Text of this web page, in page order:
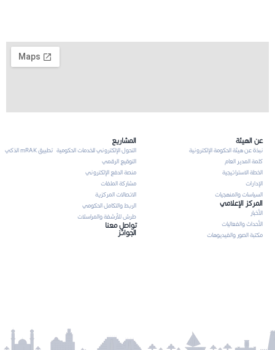
عن الهيئة
نبذة عن هيئة الحكومة الإلكترونية
كلمة المدير العام
الخطة الاستراتيجية
الإدارات
السياسات والمنهجيات
المركز الإعلامي
الأخبار
الأحداث والفعاليات
مكتبة الصور والفيديوهات
المشاريع
التحول الإلكتروني للخدمات الحكومية تطبيق mRAK الذكي
التوقيع الرقمي
منصة الدفع الإلكتروني
مشاركة الملفات
الاتصالات المركزية
الربط والتكامل الحكومي
طرش للأرشفة والمراسلات
تواصل معنا
الجوائز